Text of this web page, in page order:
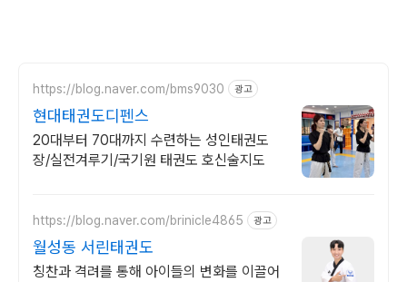
https://blog.naver.com/bms9030 광고
현대태권도디펜스
20대부터 70대까지 수련하는 성인태권도
장/실전겨루기/국기원 태권도 호신술지도
https://blog.naver.com/brinicle4865 광고
월성동 서린태권도
칭찬과 격려를 통해 아이들의 변화를 이끌어